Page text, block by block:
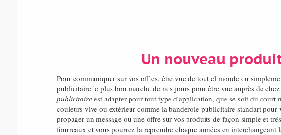
Un nouveau
Pour communiquer sur vos offres, être vue de tout el monde ou
publicitaire le plus bon marché de nos jours pour être vue auprès de
publicitaire est adapter pour tout type d'application, que se soit du
couleurs vive ou extérieur comme la banderole publicitaire standart
propager un message ou une offre sur vos produits de façon simple et
fourreaux et vous pourrez la reprendre chaque années en interchangeant